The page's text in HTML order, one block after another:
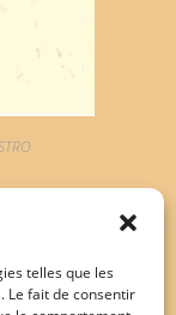
telles que les
Le fait de consentir